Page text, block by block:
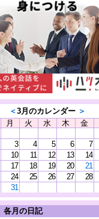
＜3月のカレンダー ＞
月 火 水 木 金
3 4 5 6 7
10 11 12 13 14
17 18 19 20 21
24 25 26 27 28
31
各月の日記